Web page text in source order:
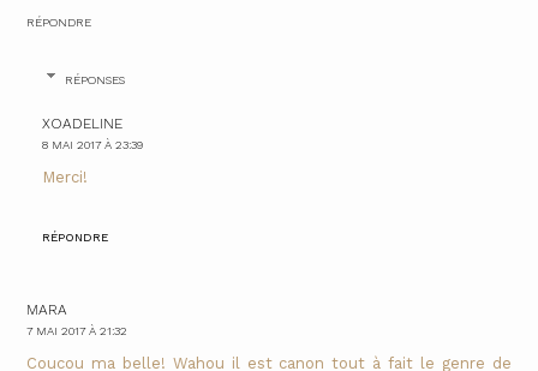
RÉPONDRE
RÉPONSES
XOADELINE
8 MAI 2017 À 23:39
Merci!
RÉPONDRE
MARA
7 MAI 2017 À 21:32
Coucou ma belle! Wahou il est canon tout à fait le genre de